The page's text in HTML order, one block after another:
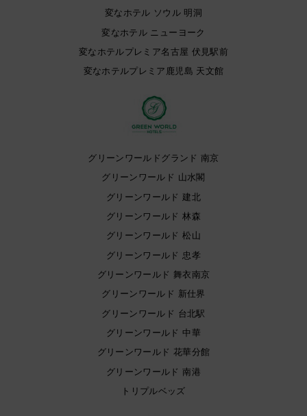
変なホテル ソウル 明洞
変なホテル ニューヨーク
変なホテルプレミア名古屋 伏見駅前
変なホテルプレミア鹿児島 天文館
グリーンワールドグランド 南京
グリーンワールド 山水閣
グリーンワールド 建北
グリーンワールド 林森
グリーンワールド 松山
グリーンワールド 忠孝
グリーンワールド 舞衣南京
グリーンワールド 新仕界
グリーンワールド 台北駅
グリーンワールド 中華
グリーンワールド 花華分館
グリーンワールド 南港
トリプルベッズ